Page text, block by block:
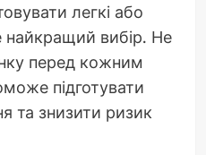
легкі або
найкращий вибір. Не
перед кожним
підготувати
та знизити ризик